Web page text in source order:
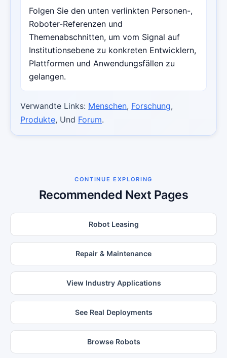
Folgen Sie den unten verlinkten Personen-,
Roboter-Referenzen und
Themenabschnitten, um vom Signal auf
Institutionsebene zu konkreten Entwicklern,
Plattformen und Anwendungsfällen zu
gelangen.
Verwandte Links: Menschen, Forschung,
Produkte, Und Forum.
CONTINUE EXPLORING
Recommended Next Pages
Robot Leasing
Repair & Maintenance
View Industry Applications
See Real Deployments
Browse Robots